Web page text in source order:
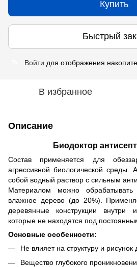
Купить
Быстрый
Войти для отображения
В избранное
Описание
Биодоктор
Состав применяется для
агрессивной биологической среды.
собой водный раствор с сильным
Материалом можно
влажное дерево (до 20%).
деревянные конструкции внутри
которые не находятся под
Основные особенности:
Не влияет на структуру и рисунок
Вещество глубокого